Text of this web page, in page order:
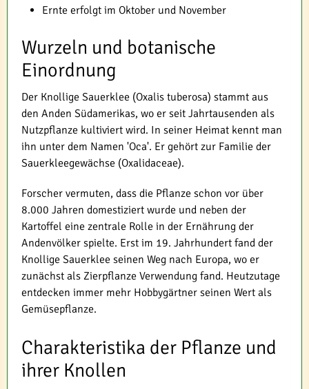
Ernte erfolgt im Oktober und November
Wurzeln und botanische
Einordnung
Der Knollige Sauerklee (Oxalis tuberosa) stammt aus
den Anden Südamerikas, wo er seit Jahrtausenden als
Nutzpflanze kultiviert wird. In seiner Heimat kennt man
ihn unter dem Namen 'Oca'. Er gehört zur Familie der
Sauerkleegewächse (Oxalidaceae).
Forscher vermuten, dass die Pflanze schon vor über
8.000 Jahren domestiziert wurde und neben der
Kartoffel eine zentrale Rolle in der Ernährung der
Andenvölker spielte. Erst im 19. Jahrhundert fand der
Knollige Sauerklee seinen Weg nach Europa, wo er
zunächst als Zierpflanze Verwendung fand. Heutzutage
entdecken immer mehr Hobbygärtner seinen Wert als
Gemüsepflanze.
Charakteristika der Pflanze und
ihrer Knollen